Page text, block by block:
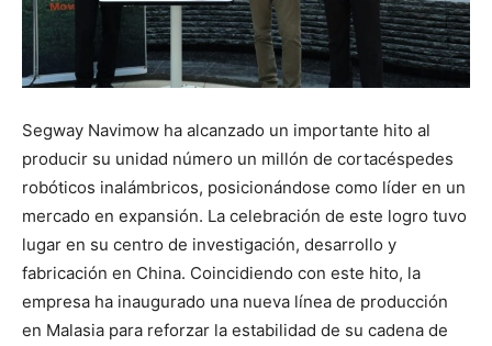
Segway Navimow ha alcanzado un importante hito al
producir su unidad número un millón de cortacéspedes
robóticos inalámbricos, posicionándose como líder en un
mercado en expansión. La celebración de este logro tuvo
lugar en su centro de investigación, desarrollo y
fabricación en China. Coincidiendo con este hito, la
empresa ha inaugurado una nueva línea de producción
en Malasia para reforzar la estabilidad de su cadena de